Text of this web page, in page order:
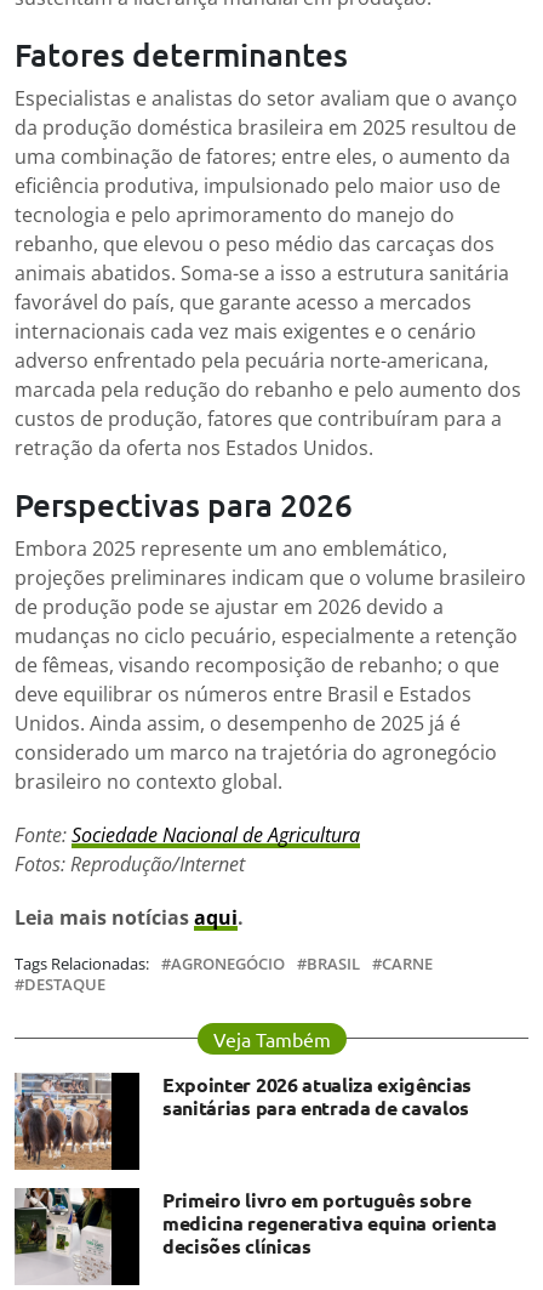
Fatores determinantes
Especialistas e analistas do setor avaliam que o avanço
da produção doméstica brasileira em 2025 resultou de
uma combinação de fatores; entre eles, o aumento da
eficiência produtiva, impulsionado pelo maior uso de
tecnologia e pelo aprimoramento do manejo do
rebanho, que elevou o peso médio das carcaças dos
animais abatidos. Soma-se a isso a estrutura sanitária
favorável do país, que garante acesso a mercados
internacionais cada vez mais exigentes e o cenário
adverso enfrentado pela pecuária norte-americana,
marcada pela redução do rebanho e pelo aumento dos
custos de produção, fatores que contribuíram para a
retração da oferta nos Estados Unidos.
Perspectivas para 2026
Embora 2025 represente um ano emblemático,
projeções preliminares indicam que o volume brasileiro
de produção pode se ajustar em 2026 devido a
mudanças no ciclo pecuário, especialmente a retenção
de fêmeas, visando recomposição de rebanho; o que
deve equilibrar os números entre Brasil e Estados
Unidos. Ainda assim, o desempenho de 2025 já é
considerado um marco na trajetória do agronegócio
brasileiro no contexto global.
Fonte:Sociedade Nacional de Agricultura
Fotos: Reprodução/Internet
Leia mais notíciasaqui.
Tags Relacionadas: AGRONEGÓCIO BRASIL
CARNE
DESTAQUE
Veja Também
Expointer 2026 atualiza exigências
sanitárias para entrada de cavalos
Primeiro livro em português sobre
medicina regenerativa equina orienta
decisões clínicas